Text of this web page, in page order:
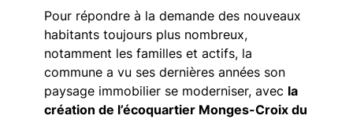
Pour répondre à la demande des nouveaux
habitants toujours plus nombreux,
notamment les familles et actifs, la
commune a vu ses dernières années son
paysage immobilier se moderniser, avec la
création de l’écoquartier Monges-Croix du